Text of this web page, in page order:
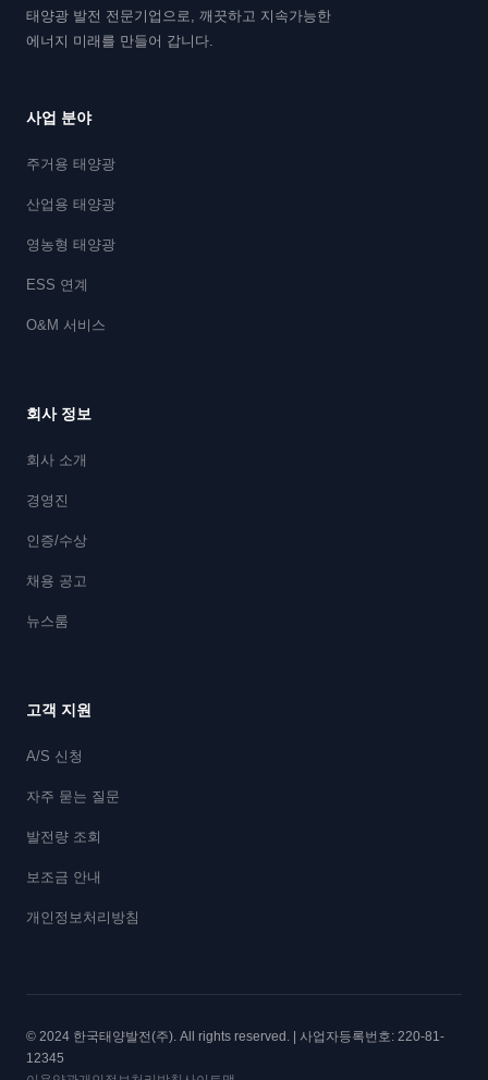
태양광 발전 전문기업으로, 깨끗하고 지속가능한
에너지 미래를 만들어 갑니다.
사업 분야
주거용 태양광
산업용 태양광
영농형 태양광
ESS 연계
O&M 서비스
회사 정보
회사 소개
경영진
인증/수상
채용 공고
뉴스룸
고객 지원
A/S 신청
자주 묻는 질문
발전량 조회
보조금 안내
개인정보처리방침
© 2024 한국태양발전(주). All rights reserved. | 사업자등록번호: 220-81-
12345